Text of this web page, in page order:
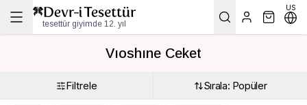
tesettür giyimde 12. yıl
US
Vıoshıne Ceket
Filtrele Sırala: Popüler